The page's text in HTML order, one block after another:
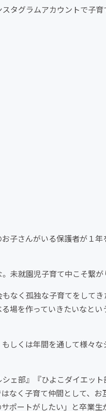
タグラムアカウントで子育
子さんがいる保護者が１
未就園児子育て中こそ繋が
なく孤独な子育てをしてき
場を作っていきたいなと
しくは年間を通して様々
ェ部』『ひよこダイエッ
なく子育て仲間として、
ポートがしたい」と卒業